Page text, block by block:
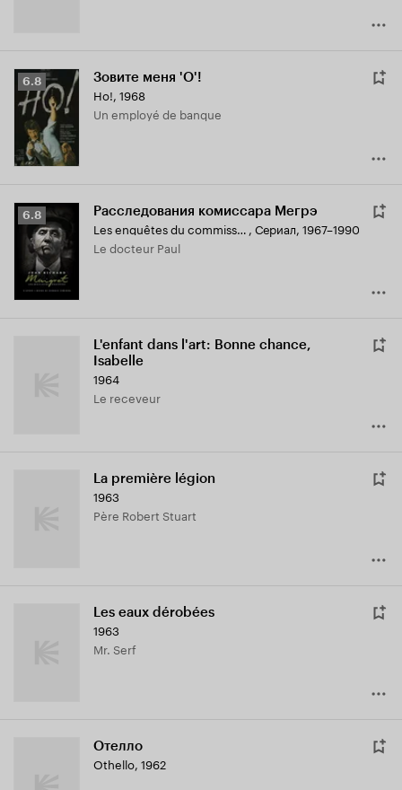
Рейтинг
Кинопоиска
6.8
6.8 Зовите меня 'О'!
Ho!, 1968
Un employé de banque
Рейтинг
Кинопоиска
6.8
6.8 Расследования комиссара Мегрэ
Les enquêtes du commissaire Maigret , Сериал, 1967–1990
Le docteur Paul
L'enfant dans l'art: Bonne chance,
Isabelle
1964
Le receveur
La première légion
1963
Père Robert Stuart
Les eaux dérobées
1963
Mr. Serf
Отелло
Othello, 1962